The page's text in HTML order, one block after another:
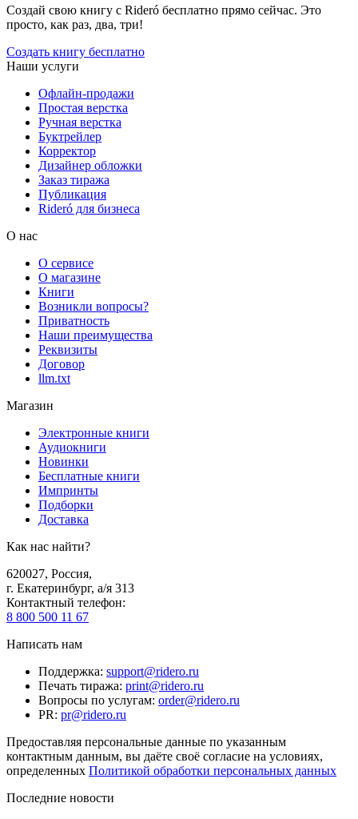
Создай свою книгу с Rideró бесплатно прямо сейчас. Это
просто, как раз, два, три!
Создать книгу бесплатно
Наши услуги
Офлайн-продажи
Простая верстка
Ручная верстка
Буктрейлер
Корректор
Дизайнер обложки
Заказ тиража
Публикация
Rideró для бизнеса
О нас
О сервисе
О магазине
Книги
Возникли вопросы?
Приватность
Наши преимущества
Реквизиты
Договор
llm.txt
Магазин
Электронные книги
Аудиокниги
Новинки
Бесплатные книги
Импринты
Подборки
Доставка
Как нас найти?
620027, Россия,
г. Екатеринбург, а/я 313
Контактный телефон:
8 800 500 11 67
Написать нам
Поддержка: support@ridero.ru
Печать тиража: print@ridero.ru
Вопросы по услугам: order@ridero.ru
PR: pr@ridero.ru
Предоставляя персональные данные по указанным
контактным данным, вы даёте своё согласие на условиях,
определенных Политикой обработки персональных данных
Последние новости